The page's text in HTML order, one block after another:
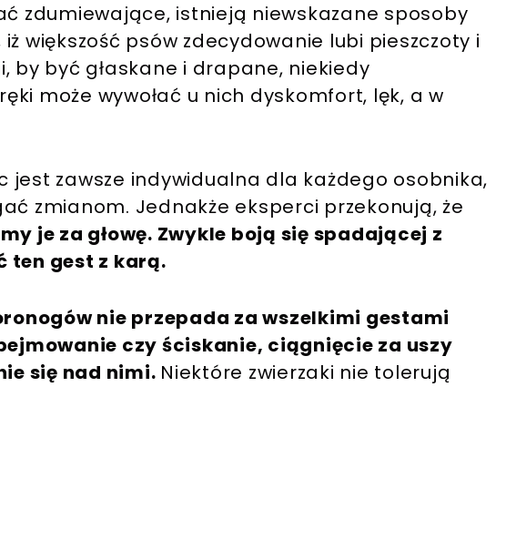
zdumiewające, istnieją niewskazane sposoby
większość psów zdecydowanie lubi pieszczoty i
by być głaskane i drapane, niekiedy
może wywołać u nich dyskomfort, lęk, a w
jest zawsze indywidualna dla każdego osobnika,
zmianom. Jednakże eksperci przekonują, że
je za głowę. Zwykle boją się spadającej z
ten gest z karą.
nie przepada za wszelkimi gestami
czy ściskanie, ciągnięcie za uszy
się nad nimi. Niektóre zwierzaki nie tolerują